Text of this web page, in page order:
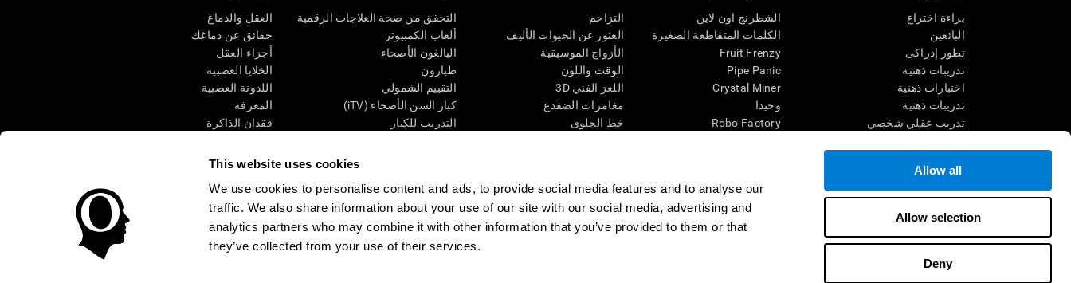
This website uses cookies
We use cookies to personalise content and ads, to provide social media features and to analyse our
traffic. We also share information about your use of our site with our social media, advertising and
analytics partners who may combine it with other information that you’ve provided to them or that
they’ve collected from your use of their services.
Allow all
Allow selection
Deny
العقل والدماغ
حقائق عن دماغك
أجزاء العقل
الخلايا العصبية
اللدونة العصبية
المعرفة
فقدان الذاكرة
وظائف ذهنية
الإدراك الحسى
الانتباه
التحقق من صحة العلاجات الرقمية
ألعاب الكمبيوتر
البالغون الأصحاء
طيارون
التقييم الشمولي
كبار السن الأصحاء (iTV)
التدريب للكبار
الشطرنج اون لاين
الكلمات المتقاطعة الصغيرة
Fruit Frenzy
Pipe Panic
Crystal Miner
وحيدا
Robo Factory
قم بالمطابقة
فوضى الرياضيات
سباق الرخام
التزاحم
العثور عن الحيوات الأليف
الأزواج الموسيقية
الوقت واللون
اللغز الفني 3D
مغامرات الضفدع
خط الحلوى
اللعبة العقلية: تفجير البالونات
ألعاب الذكاء
ألعاب اون لاين من آجل الذاكرة
براءة اختراع
البائعين
تطور إدراكى
تدريبات ذهنية
اختبارات ذهنية
تدريبات ذهنية
تدريب عقلي شخصي
فهم القراءة
الأطفال الموهوبون
معارك الدماغ